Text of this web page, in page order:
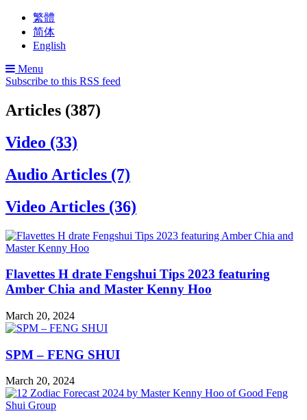
繁體
简体
English
Menu
Subscribe to this RSS feed
Articles (387)
Video (33)
Audio Articles (7)
Video Articles (36)
Flavettes H drate Fengshui Tips 2023 featuring
Amber Chia and Master Kenny Hoo
March 20, 2024
SPM – FENG SHUI
March 20, 2024